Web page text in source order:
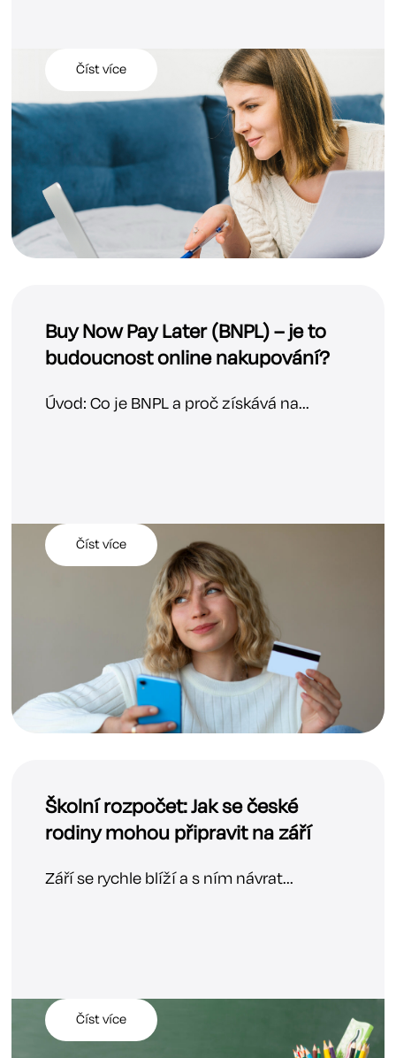
Číst více
Buy Now Pay Later (BNPL) – je to
budoucnost online nakupování?
Úvod: Co je BNPL a proč získává na...
Číst více
Školní rozpočet: Jak se české
rodiny mohou připravit na září
Září se rychle blíží a s ním návrat...
Číst více